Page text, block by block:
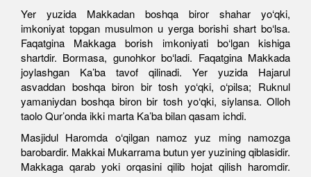
Yer yuzida Makkadan boshqa biror shahar yo‘qki,
imkoniyat topgan musulmon u yerga borishi shart bo‘lsa.
Faqatgina Makkaga borish imkoniyati bo‘lgan kishiga
shartdir. Bormasa, gunohkor bo‘ladi. Faqatgina Makkada
joylashgan Ka’ba tavof qilinadi. Yer yuzida Hajarul
asvaddan boshqa biron bir tosh yo‘qki, o‘pilsa; Ruknul
yamaniydan boshqa biron bir tosh yo‘qki, siylansa. Olloh
taolo Qur’onda ikki marta Ka’ba bilan qasam ichdi.
Masjidul Haromda o‘qilgan namoz yuz ming namozga
barobardir. Makkai Mukarrama butun yer yuzining qiblasidir.
Makkaga qarab yoki orqasini qilib hojat qilish haromdir.